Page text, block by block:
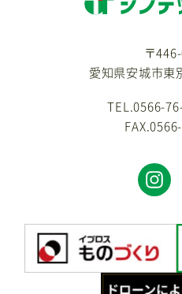
〒
愛知県安城市東
TEL.0566-